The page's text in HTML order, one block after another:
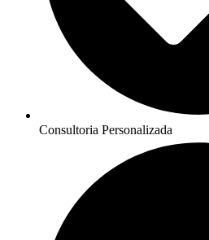
Consultoria Personalizada